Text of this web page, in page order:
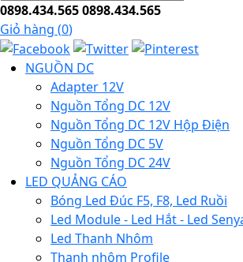
0898.434.5650898.434.565
Giỏ hàng (0)
NGUỒN DC
Adapter 12V
Nguồn Tổng DC 12V
Nguồn Tổng DC 12V Hộp Điện
Nguồn Tổng DC 5V
Nguồn Tổng DC 24V
LED QUẢNG CÁO
Bóng Led Đúc F5, F8, Led Ruồi
Led Module - Led Hắt - Led
Led Thanh Nhôm
Thanh nhôm Profile